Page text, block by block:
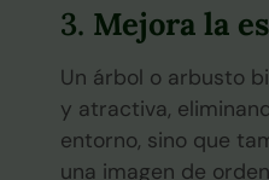
3. Mejora la
Un árbol o arbusto
y atractiva,
entorno, sino que
una imagen de